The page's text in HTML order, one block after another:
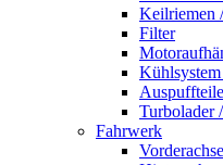
Keilriemen
Filter
Auspuffteile
Turbolader
Fahrwerk
Vorderachse